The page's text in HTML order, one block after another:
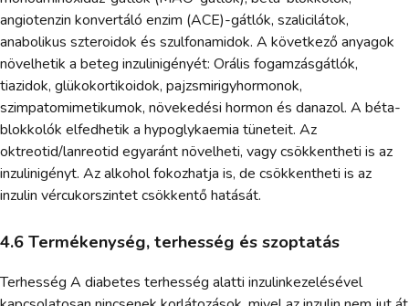
angiotenzin konvertáló enzim (ACE)-gátlók, szalicilátok,
anabolikus szteroidok és szulfonamidok. A következő anyagok
növelhetik a beteg inzulinigényét: Orális fogamzásgátlók,
tiazidok, glükokortikoidok, pajzsmirigyhormonok,
szimpatomimetikumok, növekedési hormon és danazol. A béta-
blokkolók elfedhetik a hypoglykaemia tüneteit. Az
oktreotid/lanreotid egyaránt növelheti, vagy csökkentheti is az
inzulinigényt. Az alkohol fokozhatja is, de csökkentheti is az
inzulin vércukorszintet csökkentő hatását.
4.6 Termékenység, terhesség és szoptatás
Terhesség A diabetes terhesség alatti inzulinkezelésével